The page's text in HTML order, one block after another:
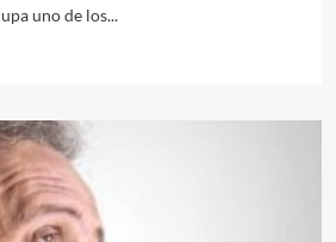
uno de los...